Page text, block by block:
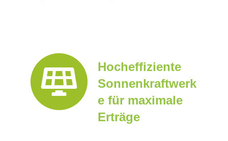
Hocheffiziente
Sonnenkraftwerk
e für maximale
Erträge